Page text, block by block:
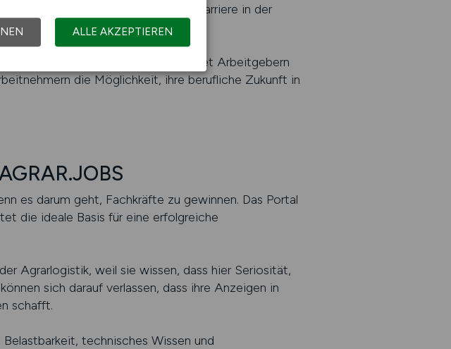
Übersichtlichkeit, um gezielt ihre Karriere in der
wachsen. AGRAR.JOBS bietet Arbeitgebern
die Möglichkeit, ihre berufliche Zukunft in
es darum geht, Fachkräfte zu gewinnen. Das Portal
die ideale Basis für eine erfolgreiche
Agrarlogistik, weil sie wissen, dass hier Seriosität,
sich darauf verlassen, dass ihre Anzeigen in
schafft.
technisches Wissen und
ALLE AKZEPTIEREN